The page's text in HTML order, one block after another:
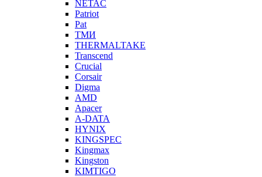
NETAC
Patriot
Pat
ТМИ
THERMALTAKE
Transcend
Crucial
Corsair
Digma
AMD
Apacer
A-DATA
HYNIX
KINGSPEC
Kingmax
Kingston
KIMTIGO